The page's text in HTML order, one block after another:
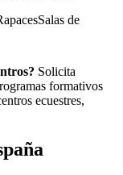
Salas de
Solicita
formativos
ecuestres,